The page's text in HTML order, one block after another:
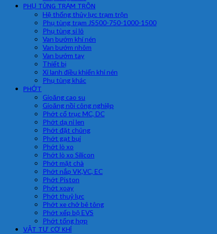
PHỤ TÙNG TRẠM TRÔN
Hệ thống thủy lực trạm trộn
Phụ tùng trạm JS500-750-1000-1500
Phụ tùng si lô
Van bướm khí nén
Van bướm nhôm
Van bướm tay
Thiết bị
Xi lanh điều khiển khí nén
Phụ tùng khác
PHỚT
Gioăng cao su
Gioăng nồi công nghiệp
Phớt cổ trục MC, DC
Phớt dạ nỉ len
Phớt đặt chủng
Phớt gạt bụi
Phớt lò xo
Phớt lò xo Silicon
Phớt mặt chà
Phớt nắp VK,VC, EC
Phớt Piston
Phớt xoay
Phớt thuỷ lực
Phớt xe chở bê tông
Phớt xếp bộ EVS
Phớt tổng hợp
VẬT TƯ CƠ KHÍ